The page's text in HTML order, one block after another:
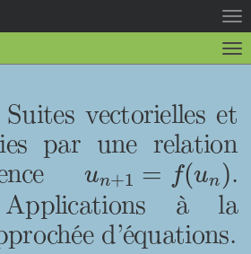
la
la
vectorielles et
par une relation
un+1 = f(un )
un+1 =f(un) .
Applications à la
d’équations.